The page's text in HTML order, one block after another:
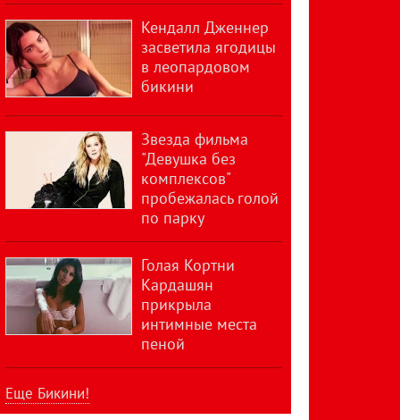
Кендалл Дженнер
засветила ягодицы
в леопардовом
бикини
Звезда фильма
"Девушка без
комплексов"
пробежалась голой
по парку
Голая Кортни
Кардашян
прикрыла
интимные места
пеной
Еще Бикини!